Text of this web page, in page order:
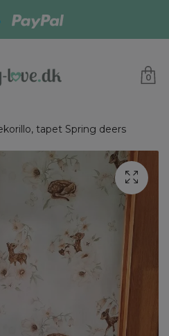
0
tapet Spring deers